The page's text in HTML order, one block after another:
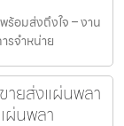
อมส่งถึงใจ – งาน
จำหน่าย
ยส่งแผ่นพลา
นพลา